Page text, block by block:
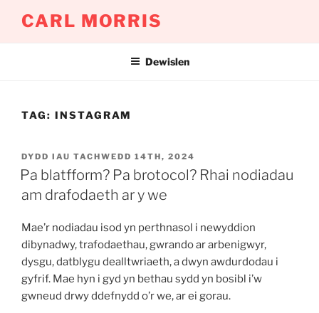
CARL MORRIS
Dewislen
TAG: INSTAGRAM
COFNODWYD
AR
DYDD IAU TACHWEDD 14TH, 2024
Pa blatfform? Pa brotocol? Rhai nodiadau
am drafodaeth ar y we
Mae’r nodiadau isod yn perthnasol i newyddion
dibynadwy, trafodaethau, gwrando ar arbenigwyr,
dysgu, datblygu dealltwriaeth, a dwyn awdurdodau i
gyfrif. Mae hyn i gyd yn bethau sydd yn bosibl i’w
gwneud drwy ddefnydd o’r we, ar ei gorau.